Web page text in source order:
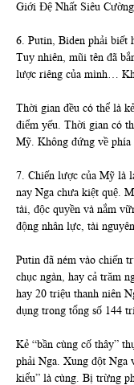
Giới Đệ Nhất Siêu
6. Putin, Biden phải biết
Tuy nhiên, mũi tên đã
lược riêng của mình…
Thời gian đều có thể là
điểm yếu. Thời gian có
Mỹ. Không đứng về phía
7. Chiến lược của Mỹ là
nay Nga chưa kiệt quệ.
tài, độc quyền và nắm
động nhân lực, tài
Putin đã ném vào chiến
chục ngàn, hay cả trăm
hay 20 triệu thanh niên
dụng trong tổng số 144
Kẻ “bần cùng cố thây”
phải Nga. Xung đột Nga
kiểu” là cùng. Bị trừng